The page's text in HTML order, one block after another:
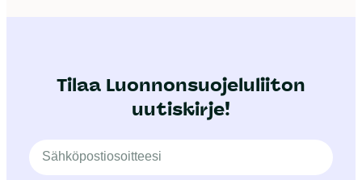
Tilaa Luonnonsuojeluliiton
uutiskirje!